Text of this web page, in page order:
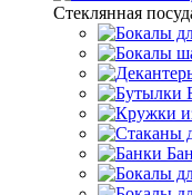
Стеклянная